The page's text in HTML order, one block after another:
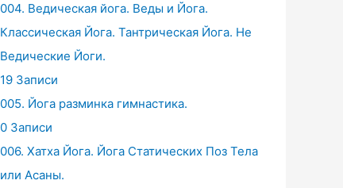
004. Ведическая йога. Веды и Йога.
Классическая Йога. Тантрическая Йога. Не
Ведические Йоги.
19 Записи
005. Йога разминка гимнастика.
0 Записи
006. Хатха Йога. Йога Статических Поз Тела
или Асаны.